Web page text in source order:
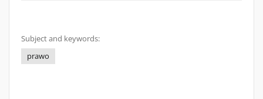
Subject and keywords:
prawo